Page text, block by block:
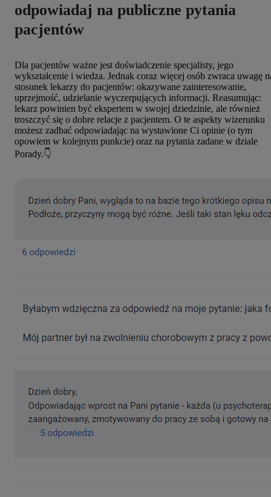
odpowiadaj na publiczne pytania
pacjentów
Dla pacjentów ważne jest doświadczenie specjalisty, jego
wykształcenie i wiedza. Jednak coraz więcej osób zwraca uwagę
stosunek lekarzy do pacjentów: okazywane zainteresowanie,
uprzejmość, udzielanie wyczerpujących informacji. Reasumując:
lekarz powinien być ekspertem w swojej dziedzinie, ale również
troszczyć się o dobre relacje z pacjentem. O te aspekty wizerunku
możesz zadbać odpowiadając na wystawione Ci opinie (o tym
opowiem w kolejnym punkcie) oraz na pytania zadane w dziale
Porady.👇